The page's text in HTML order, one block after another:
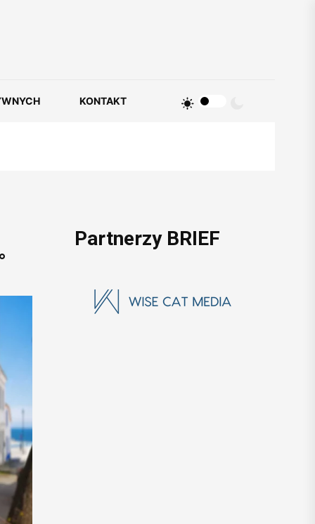
KONTAKT
Partnerzy BRIEF